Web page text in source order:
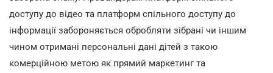
доступу до відео та платформ спільного доступу до
інформації забороняється обробляти зібрані чи іншим
чином отримані персональні дані дітей з такою
комерційною метою як прямий маркетинг та